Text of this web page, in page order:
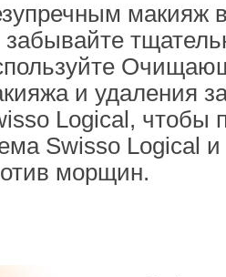
макияж
забывайте
и удаления
Logical, чтобы
Swisso Logical
морщин.